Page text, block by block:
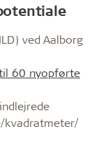
ved Aalborg
60 nyopførte
kvadratmeter/